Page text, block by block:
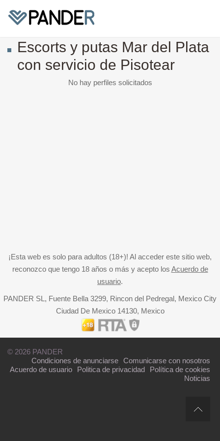
Escorts y putas Mar del Plata
con servicio de Pisotear
No hay perfiles solicitados
¡Esta web es solo para adultos (18+)! Al acceder este sitio web,
reconozco que tengo 18 años o más y acepto los Acuerdo de
usuario.
PANDER SL, Fuente Bella 3299, Rincon del Pedregal, Mexico City
Ciudad De Mexico 14130, Mexico
© 2026 PANDER
Comunicarse con nosotros
Condiciones de anunciarse
Política de cookies
Politica de privacidad
Acuerdo de usuario
Noticias